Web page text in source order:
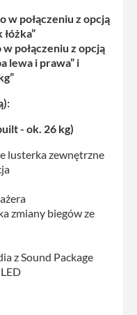
w połączeniu z opcją
połączeniu z opcją
lewa i prawa” i
- ok. 26 kg)
lusterka zewnętrzne
zmiany biegów ze
z Sound Package